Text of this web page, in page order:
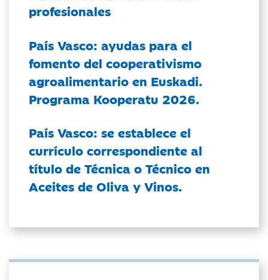
profesionales
País Vasco: ayudas para el
fomento del cooperativismo
agroalimentario en Euskadi.
Programa Kooperatu 2026.
País Vasco: se establece el
currículo correspondiente al
título de Técnica o Técnico en
Aceites de Oliva y Vinos.